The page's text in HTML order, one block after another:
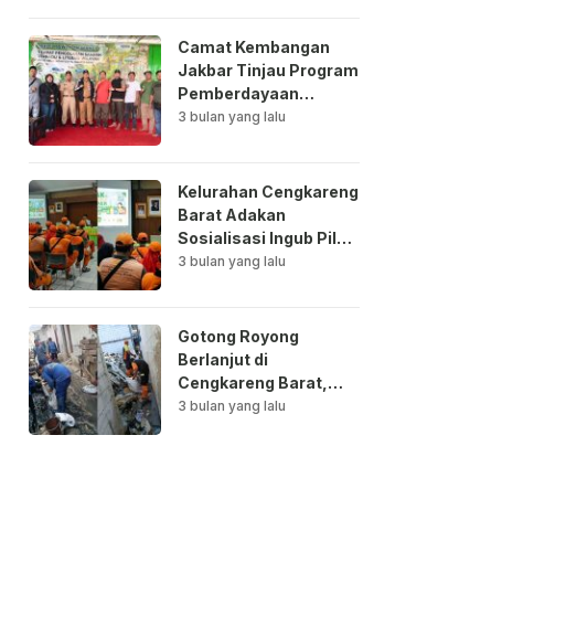
Camat Kembangan
Jakbar Tinjau Program
Pemberdayaan
Lingkungan di Bale
3 bulan yang lalu
Kelurahan Cengkareng
Barat Adakan
Sosialisasi Ingub Pilah
Sampah Kepada PPSU
3 bulan yang lalu
Gotong Royong
Berlanjut di
Cengkareng Barat,
Saluran Air
3 bulan yang lalu